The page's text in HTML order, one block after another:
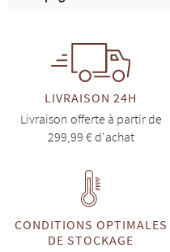
LIVRAISON 24H
Livraison offerte à partir de
299,99 € d'achat
CONDITIONS OPTIMALES
DE STOCKAGE